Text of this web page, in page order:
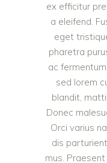
ex efficitur
a eleifend.
eget
pharetra
ac
sed lorem
blandit,
Donec
Orci varius
dis
mus.